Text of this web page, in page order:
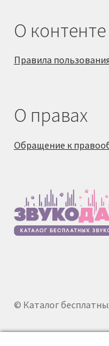
О контенте
Правила
О правах
Обращение к
© Каталог